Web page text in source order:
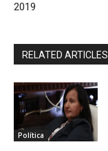
2019
RELATED ARTICLES
Política